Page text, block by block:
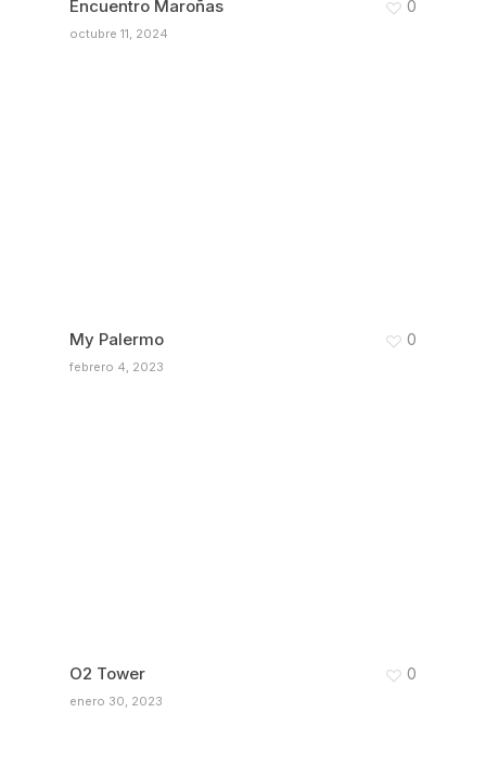
Encuentro Maroñas
octubre 11, 2024
0
My Palermo
febrero 4, 2023
0
O2 Tower
enero 30, 2023
0